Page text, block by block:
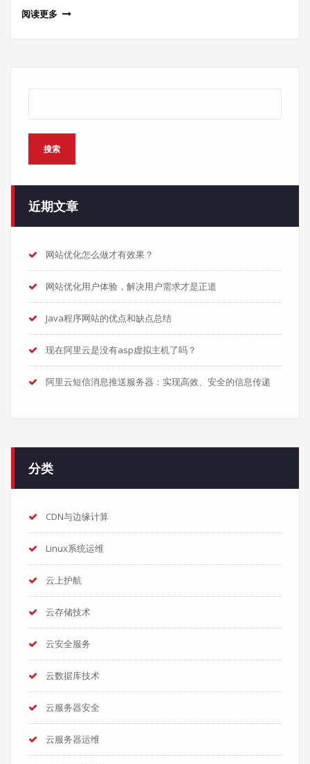
阅读更多
搜索
近期文章
网站优化怎么做才有效果？
网站优化用户体验，解决用户需求才是正道
Java程序网站的优点和缺点总结
现在阿里云是没有asp虚拟主机了吗？
阿里云短信消息推送服务器：实现高效、安全的信息传递
分类
CDN与边缘计算
Linux系统运维
云上护航
云存储技术
云安全服务
云数据库技术
云服务器安全
云服务器运维